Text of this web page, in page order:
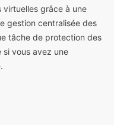
virtuelles grâce à une
gestion centralisée des
tâche de protection des
si vous avez une